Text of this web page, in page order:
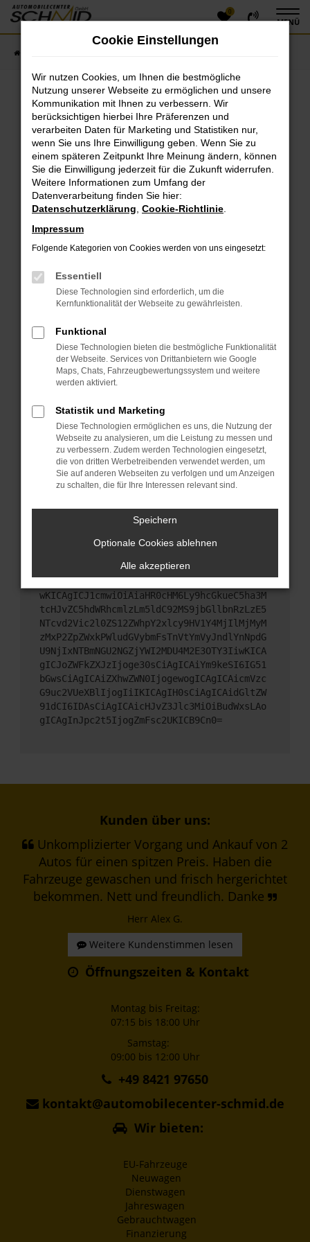
Zum
Hauptinhalt
0
MENÜ
Fehler: Network Error
Beim Laden ist ein Fehler aufgetreten.
Hier sind ein paar Tipps, die dir helfen können:
Überprüfe deine Firewall und deine
Internetverbindung.
Laden andere Webseiten, zum Beispiel deine
Suchmaschine?
Prüfe deine Browsererweiterungen.
das Laden bestimmter Seiten verhindern.
Funktioniert die Seite in einem anderen Browser
oder in einem privaten Fenster?
Das kann manchmal helfen, vorübergehende
Probleme zu beheben.
Stelle sicher, dass dein Browser und dein
Betriebssystem auf dem neuesten Stand sind.
Sicherheitsrisiko, sondern kann auch dazu führen,
dass bestimmte Funktionen nicht mehr
unterstützt werden.
Wende dich an den Webseitenbetreiber.
Wenn du alle oben genannten Schritte versucht
hast, kontaktiere uns bitte. Wir werden versuchen,
das Problem zu beheben. Du kannst uns diesen
Text schicken, um uns bei der Fehlersuche zu
unterstützen:
ewogICJuYW1lIjogIk5ldHdvcmtFcnJvciIsCiAgI
mNvbmZpZyI6IHsKICAgICJtZXRob2QiOiAiR0VUIi
wKICAgICJ1cmwiOiAiaHR0cHM6Ly9hcGkueC5ha3M
tcHJvZC5hdWRhcmlzLm5ldC92MS9jbGllbnRzLzE5
NTcvd2Vic2l0ZS12ZWhpY2xlcy9HV1Y4MjIlMjMyM
zMxP2ZpZWxkPWludGVybmFsTnVtYmVyJndlYnNpdG
U9NjIxNTBmNGU2NGZjYWI2MDU4M2E3OTY3IiwKICA
gICJoZWFkZXJzIjoge30sCiAgICAiYm9keSI6IG51
bGwsCiAgICAiZXhwZWN0IjogewogICAgICAicmVzc
G9uc2VUeXBlIjogIiIKICAgIH0sCiAgICAidGltZW
91dCI6IDAsCiAgICAicHJvZ3Jlc3MiOiBudWxsLAo
gICAgInJpc2t5IjogZmFsc2UKICB9Cn0=
Kunden über uns:
Unkomplizierter Vorgang und Ankauf von 2
Autos für einen spitzen Preis. Haben die
Fahrzeuge gewaschen und frisch hergerichtet
bekommen. Nett und freundlich. Danke
Herr Alex G.
Weitere Kundenstimmen lesen
Öffnungszeiten & Kontakt
Montag bis Freitag:
07:15 bis 18:00 Uhr
Samstag:
09:00 bis 12:00 Uhr
+49 8421 97650
kontakt@automobilecenter-schmid.de
Wir bieten:
EU-Fahrzeuge
Neuwagen
Dienstwagen
Jahreswagen
Gebrauchtwagen
Finanzierung
Cookie Einstellungen
Wir nutzen Cookies, um Ihnen die bestmögliche
Nutzung unserer Webseite zu ermöglichen und unsere
Kommunikation mit Ihnen zu verbessern. Wir
berücksichtigen hierbei Ihre Präferenzen und
verarbeiten Daten für Marketing und Statistiken nur,
wenn Sie uns Ihre Einwilligung geben. Wenn Sie zu
einem späteren Zeitpunkt Ihre Meinung ändern, können
Sie die Einwilligung jederzeit für die Zukunft widerrufen.
Weitere Informationen zum Umfang der
Datenverarbeitung finden Sie hier:
Datenschutzerklärung Cookie-Richtlinie
Impressum
Folgende Kategorien von Cookies werden von uns eingesetzt:
Essentiell
Diese Technologien sind erforderlich, um die
Kernfunktionalität der Webseite zu gewährleisten.
Funktional
Diese Technologien bieten die bestmögliche Funktionalität
der Webseite. Services von Drittanbietern wie Google
Maps, Chats, Fahrzeugbewertungssystem und weitere
werden aktiviert.
Statistik und Marketing
Diese Technologien ermöglichen es uns, die Nutzung der
Webseite zu analysieren, um die Leistung zu messen und
zu verbessern. Zudem werden Technologien eingesetzt,
die von dritten Werbetreibenden verwendet werden, um
Sie auf anderen Webseiten zu verfolgen und um Anzeigen
zu schalten, die für Ihre Interessen relevant sind.
Speichern
Optionale Cookies ablehnen
Alle akzeptieren